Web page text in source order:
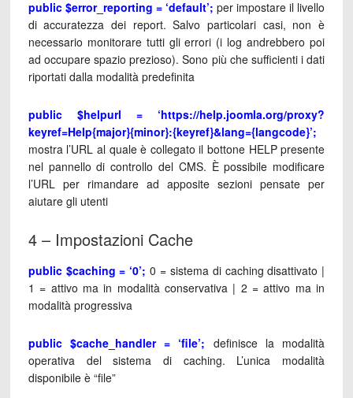
public $error_reporting = ‘default’; per impostare il livello
di accuratezza dei report. Salvo particolari casi, non è
necessario monitorare tutti gli errori (i log andrebbero poi
ad occupare spazio prezioso). Sono più che sufficienti i dati
riportati dalla modalità predefinita
public $helpurl = ‘https://help.joomla.org/proxy?
keyref=Help{major}{minor}:{keyref}&lang={langcode}’;
mostra l’URL al quale è collegato il bottone HELP presente
nel pannello di controllo del CMS. È possibile modificare
l’URL per rimandare ad apposite sezioni pensate per
aiutare gli utenti
4 – Impostazioni Cache
public $caching = ‘0’;0 = sistema di caching disattivato |
1 = attivo ma in modalità conservativa | 2 = attivo ma in
modalità progressiva
public $cache_handler = ‘file’; definisce la modalità
operativa del sistema di caching. L’unica modalità
disponibile è “file”